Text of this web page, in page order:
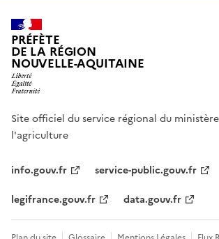
PRÉFÈTE
DE LA RÉGION
NOUVELLE-AQUITAINE
Site officiel du service régional du
l'agriculture
info.gouv.fr
service-public.gouv.fr
legifrance.gouv.fr
data.gouv.fr